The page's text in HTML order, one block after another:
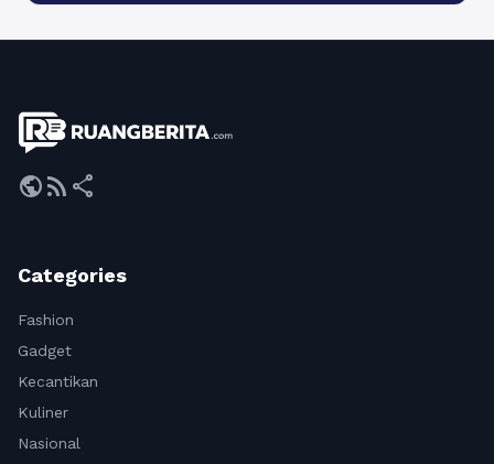
publicrss_feed share
Categories
Fashion
Gadget
Kecantikan
Kuliner
Nasional